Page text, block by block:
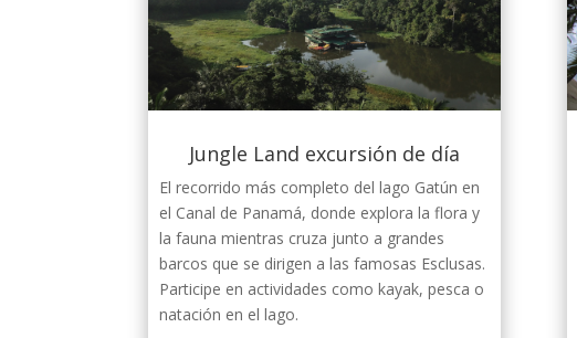
Jungle Land excursión de día
El recorrido más completo del lago Gatún en
el Canal de Panamá, donde explora la flora y
la fauna mientras cruza junto a grandes
barcos que se dirigen a las famosas Esclusas.
Participe en actividades como kayak, pesca o
natación en el lago.